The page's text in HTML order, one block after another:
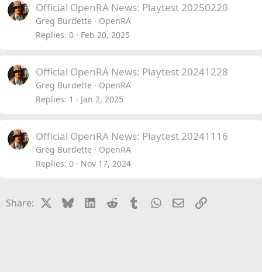
Official OpenRA News: Playtest 20250220
Greg Burdette
OpenRA
Replies 0 Feb 20, 2025
Official OpenRA News: Playtest 20241228
Greg Burdette
OpenRA
Replies 1 Jan 2, 2025
Official OpenRA News: Playtest 20241116
Greg Burdette
OpenRA
Replies 0 Nov 17, 2024
Share: BlueskyLinkedIn
Reddit TumblrWhatsApp
EmailLink